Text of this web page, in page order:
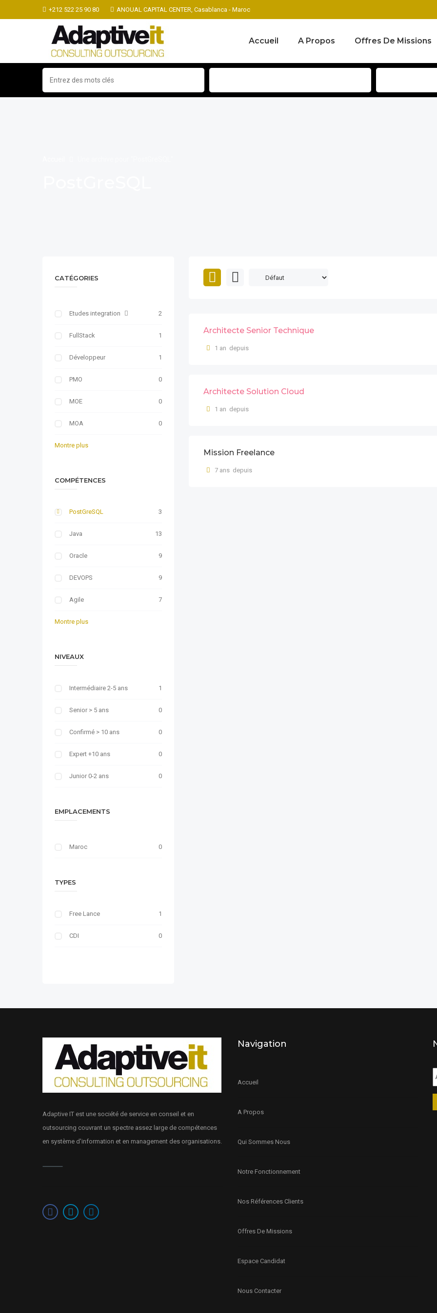
+212 522 25 90 80 ANOUAL CAPITAL CENTER, Casablanca - Maroc
Accueil A Propos Offres De Missions
CATÉGORIES
Etudes integration 2
FullStack 1
Développeur 1
PMO 0
MOE 0
MOA 0
Montre plus
COMPÉTENCES
PostGreSQL 3
Java 13
Oracle 9
DEVOPS 9
Agile 7
Montre plus
NIVEAUX
Intermédiaire 2-5 ans 1
Senior > 5 ans 0
Confirmé > 10 ans 0
Expert +10 ans 0
Junior 0-2 ans 0
EMPLACEMENTS
Maroc 0
TYPES
Free Lance 1
CDI 0
Architecte Senior Technique
1 an depuis
Architecte Solution Cloud
1 an depuis
Mission Freelance
7 ans depuis
Adaptive IT est une société de service en conseil et en
outsourcing couvrant un spectre assez large de compétences
en système d'information et en management des organisations.
Navigation
Accueil
A Propos
Qui Sommes Nous
Notre Fonctionnement
Nos Références Clients
Offres De Missions
Espace Candidat
Nous Contacter